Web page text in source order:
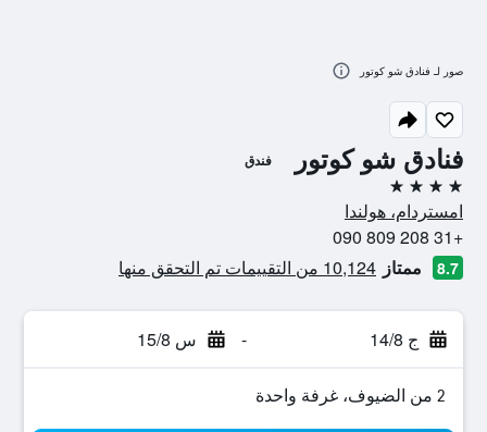
فنادق شو كوتور فندق
4 نجوم
امستردام، هولندا
+31 208 809 090
8.7 ممتاز 10,124 من التقييمات تم التحقق منها
ج 14/8 - س 15/8
2 من الضيوف، غرفة واحدة
صور لـ فنادق شو كوتور